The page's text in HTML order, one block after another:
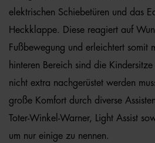
elektrischen Schiebetüren und das
Heckklappe. Diese reagiert auf
Fußbewegung und erleichtert somit
hinteren Bereich sind die
nicht extra nachgerüstet werden
große Komfort durch diverse
Toter-Winkel-Warner, Light Assist
um nur einige zu nennen.